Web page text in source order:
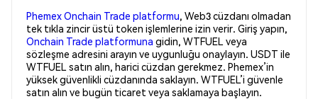
Phemex Onchain Trade platformu, Web3 cüzdanı olmadan
tek tıkla zincir üstü token işlemlerine izin verir. Giriş yapın,
Onchain Trade platformuna gidin, WTFUEL veya
sözleşme adresini arayın ve uygunluğu onaylayın. USDT ile
WTFUEL satın alın, harici cüzdan gerekmez. Phemex’in
yüksek güvenlikli cüzdanında saklayın. WTFUEL’i güvenle
satın alın ve bugün ticaret veya saklamaya başlayın.